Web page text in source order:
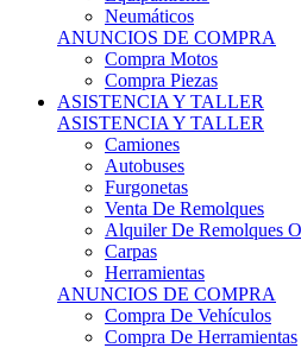
Neumáticos
ANUNCIOS DE COMPRA
Compra Motos
Compra Piezas
ASISTENCIA Y TALLER
ASISTENCIA Y TALLER
Camiones
Autobuses
Furgonetas
Venta De Remolques
Alquiler De Remolques
Carpas
Herramientas
ANUNCIOS DE COMPRA
Compra De Vehículos
Compra De Herramientas